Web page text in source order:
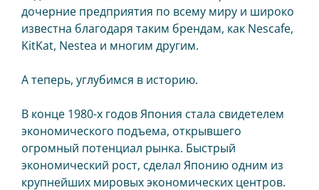
Эквайринг
Чаевые картой
ТАРИФЫ
БЛОГ
МАГАЗИН
ВХОД
дочерние предприятия по всему миру и широко
известна благодаря таким брендам, как Nescafe,
KitKat, Nestea и многим другим.
А теперь, углубимся в историю.
В конце 1980-х годов Япония стала свидетелем
экономического подъема, открывшего
огромный потенциал рынка. Быстрый
экономический рост, сделал Японию одним из
крупнейших мировых экономических центров.